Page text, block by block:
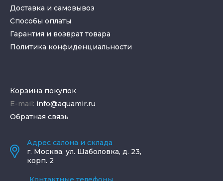
Доставка и самовывоз
Способы оплаты
Гарантия и возврат товара
Политика конфиденциальности
Корзина покупок
E-mail: info@aquamir.ru
Обратная связь
Адрес салона и склада
г. Москва, ул. Шаболовка, д. 23,
корп. 2